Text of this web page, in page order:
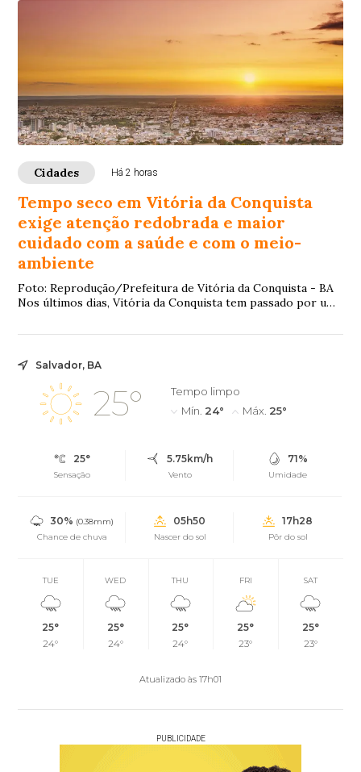
Cidades Há 2 horas
Tempo seco em Vitória da Conquista
exige atenção redobrada e maior
cuidado com a saúde e com o meio-
ambiente
Foto: Reprodução/Prefeitura de Vitória da Conquista - BA
Nos últimos dias, Vitória da Conquista tem passado por um
Salvador, BA
25°
Tempo limpo
Mín. 24° Máx. 25°
25°
Sensação
5.75km/h
Vento
71%
Umidade
30% (0.38mm)
Chance de chuva
05h50
Nascer do sol
17h28
Pôr do sol
TUE
25°
24°
WED
25°
24°
THU
25°
24°
FRI
25°
23°
SAT
25°
23°
Atualizado às 17h01
PUBLICIDADE